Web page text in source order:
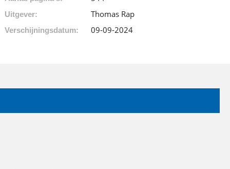
Uitgever: Thomas Rap
Verschijningsdatum: 09-09-2024